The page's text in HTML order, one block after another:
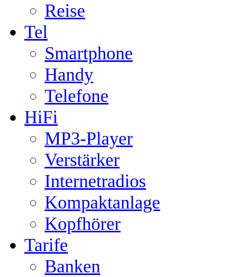
Reise
Tel
Smartphone
Handy
Telefone
HiFi
MP3-Player
Verstärker
Internetradios
Kompaktanlage
Kopfhörer
Tarife
Banken